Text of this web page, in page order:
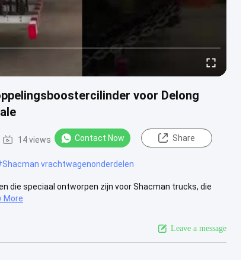
voor Delong
14 views Contact Now Share
Shacman vrachtwagenonderdelen
die speciaal ontworpen zijn voor Shacman trucks, die
More
Leave a message